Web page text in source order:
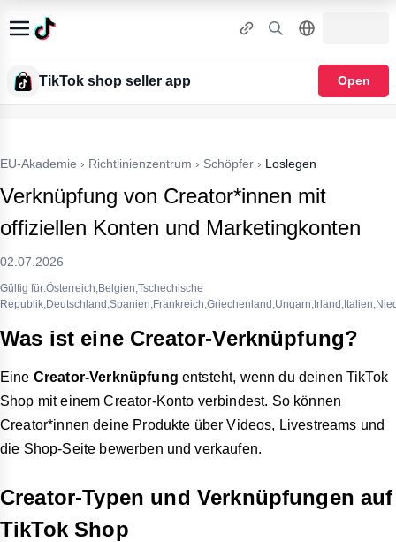
TikTok shop seller app Open
EU-Akademie › Richtlinienzentrum › Schöpfer › Loslegen
Verknüpfung von Creator*innen mit
offiziellen Konten und Marketingkonten
02.07.2026
Gültig für:Österreich,Belgien,Tschechische
Was ist eine Creator-Verknüpfung?
Eine Creator-Verknüpfungentsteht, wenn du deinen TikTok
Shop mit einem Creator-Konto verbindest. So können
Creator*innen deine Produkte über Videos, Livestreams und
die Shop-Seite bewerben und verkaufen.
Creator-Typen und Verknüpfungen auf
TikTok Shop